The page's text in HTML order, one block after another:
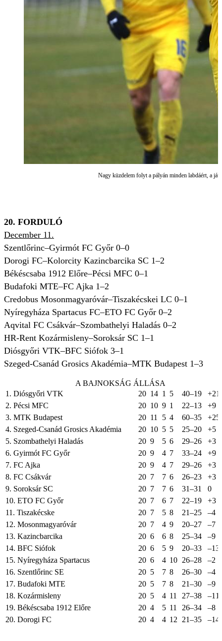
Nagy küzdelem folyt a pályán minden labdáért, a
20. FORDULÓ
December 11.
Szentlőrinc–Gyirmót FC Győr 0–0
Dorogi FC–Kolorcity Kazincbarcika SC 1–2
Békéscsaba 1912 Előre–Pécsi MFC 0–1
Budafoki MTE–FC Ajka 1–2
Credobus Mosonmagyaróvár–Tiszakécskei LC 0–1
Nyíregyháza Spartacus FC–ETO FC Győr 0–2
Aqvital FC Csákvár–Szombathelyi Haladás 0–2
HR-Rent Kozármisleny–Soroksár SC 1–1
Diósgyőri VTK–BFC Siófok 3–1
Szeged-Csanád Grosics Akadémia–MTK Budapest 1–3
A BAJNOKSÁG ÁLLÁSA
1. Diósgyőri VTK
20 14 1 5 40–19
+21
2. Pécsi MFC
20 10 9 1 22–13
+9
3. MTK Budapest
20 11 5 4 60–35
+25
4. Szeged-Csanád Grosics Akadémia
20 10 5 5 25–20
+5
5. Szombathelyi Haladás
20 9 5 6 29–26
+3
6. Gyirmót FC Győr
20 9 4 7 33–24
+9
7. FC Ajka
20 9 4 7 29–26
+3
8. FC Csákvár
20 7 7 6 26–23
+3
9. Soroksár SC
20 7 7 6 31–31
0
10. ETO FC Győr
20 7 6 7 22–19
+3
11. Tiszakécske
20 7 5 8 21–25
–4
12. Mosonmagyaróvár
20 7 4 9 20–27
–7
13. Kazincbarcika
20 6 6 8 25–34
–9
14. BFC Siófok
20 6 5 9 20–33
–13
15. Nyíregyháza Spartacus
20 6 4 10 26–28
–2
16. Szentlőrinc SE
20 5 7 8 26–30
–4
17. Budafoki MTE
20 5 7 8 21–30
–9
18. Kozármisleny
20 5 4 11 27–38
–11
19. Békéscsaba 1912 Előre
20 4 5 11 26–34
–8
20. Dorogi FC
20 4 4 12 21–35 –14